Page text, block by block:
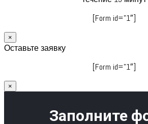
[Form id=”1″]
×
Оставьте заявку
[Form id=”1″]
×
Заполните